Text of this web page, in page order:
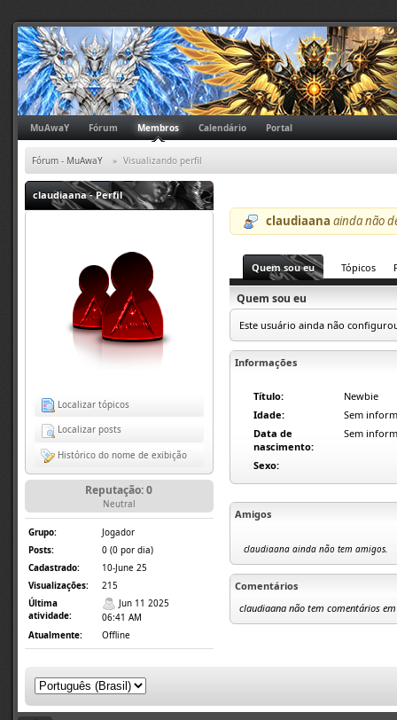
MuAwaY Fórum Membros Calendário Portal
Fórum - MuAwaY » Visualizando perfil
claudiaana- Perfil
Localizar tópicos
Localizar posts
Histórico do nome de exibição
Reputação: 0
Neutral
Grupo:
Jogador
Posts:
0 (0 por dia)
Cadastrado:
10-June 25
Visualizações:
215
Última
atividade:
Jun 11 2025
06:41 AM
Atualmente:
Offline
claudiaana ainda não
Quem sou eu Tópicos
Quem sou eu
Este usuário ainda não
Informações
Título:
Newbie
Idade:
Sem
Data de
nascimento:
Sem
Sexo:
Amigos
claudiaana ainda não tem amigos.
Comentários
claudiaana não tem comentários